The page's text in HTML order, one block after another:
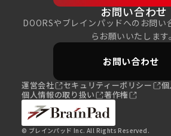
お問い合わせ
DOORSやブレインパッドへのお問い
らお願いいたします。
お問い合わせ
運営会社 セキュリティーポリシー
個人情報の取り扱い
著作権
© ブレインパッド Inc. All Rights Reserved.